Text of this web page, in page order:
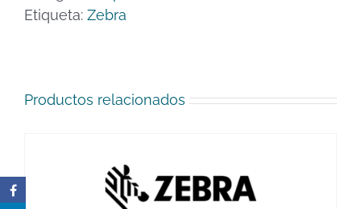
Etiqueta: Zebra
Productos relacionados